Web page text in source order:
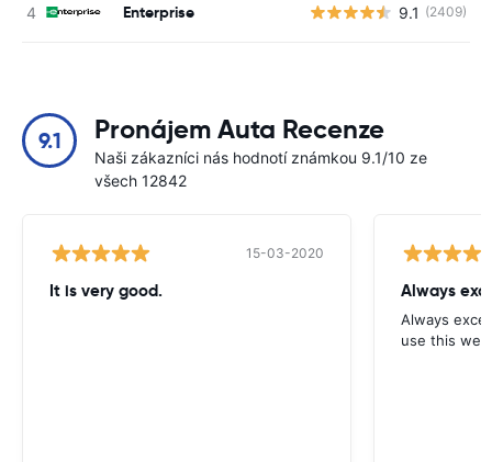
Enterprise 9.1 (2409)
9.1 Pronájem Auta Recenze
Naši zákazníci nás hodnotí známkou 9.1/10 ze
všech 12842
15-03-2020
It is very good. Always
Always
use this